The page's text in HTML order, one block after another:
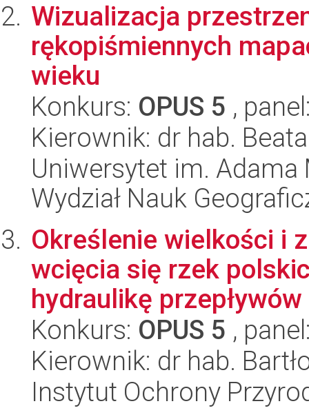
Wizualizacja
rękopiśmiennych
wieku
Konkurs: OPUS 5 ,
Kierownik: dr hab.
Uniwersytet im.
Wydział Nauk
Określenie wielkości i
wcięcia się rzek
hydraulikę
Konkurs: OPUS 5 ,
Kierownik: dr hab.
Instytut Ochrony